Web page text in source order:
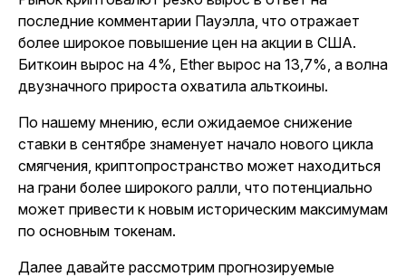
последние комментарии Пауэлла, что отражает
более широкое повышение цен на акции в США.
Биткоин вырос на 4%, Ether вырос на 13,7%, а волна
двузначного прироста охватила альткоины.
По нашему мнению, если ожидаемое снижение
ставки в сентябре знаменует начало нового цикла
смягчения, криптопространство может находиться
на грани более широкого ралли, что потенциально
может привести к новым историческим максимумам
по основным токенам.
Далее давайте рассмотрим прогнозируемые